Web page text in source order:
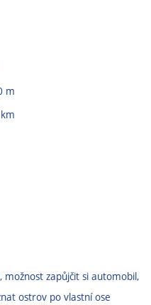
m
zapůjčit si automobil,
ostrov po vlastní ose